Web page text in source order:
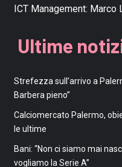
ICT Management: Marco
Ultime
Strefezza sull’arrivo a
Barbera pieno”
Calciomercato Palermo,
le ultime
Bani: “Non ci siamo mai
vogliamo la Serie A”